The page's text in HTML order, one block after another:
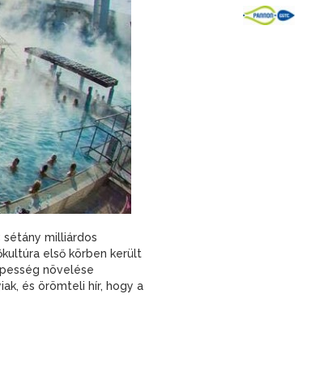
milliárdos
első körben került
növelése
és örömteli hír, hogy a